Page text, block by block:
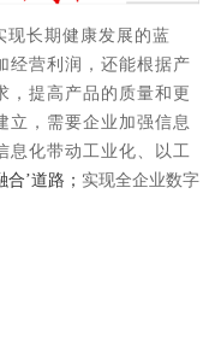
现长期健康发展的蓝
经营利润，还能根据产
，提高产品的质量和更
立，需要企业加强信息
息化带动工业化、以工
合’道路； 实现全企业数字